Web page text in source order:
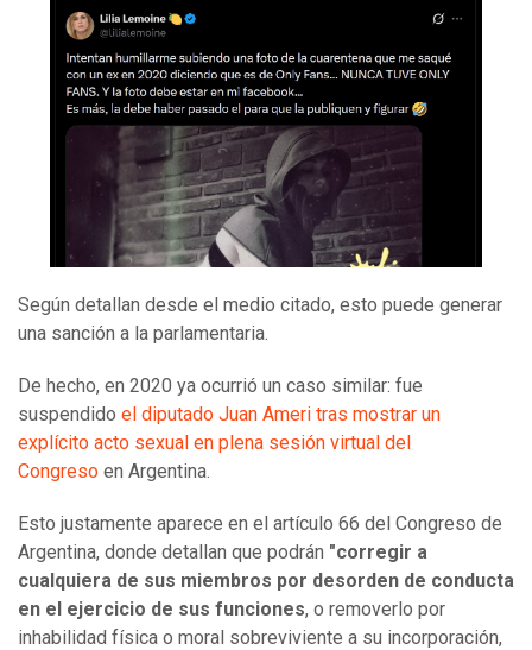
Según detallan desde el medio citado, esto puede generar
una sanción a la parlamentaria.
De hecho, en 2020 ya ocurrió un caso similar: fue
suspendido el diputado Juan Ameri tras mostrar un
explícito acto sexual en plena sesión virtual del
Congreso en Argentina.
Esto justamente aparece en el artículo 66 del Congreso de
Argentina, donde detallan que podrán "corregir a
cualquiera de sus miembros por desorden de conducta
en el ejercicio de sus funciones, o removerlo por
inhabilidad física o moral sobreviviente a su incorporación,